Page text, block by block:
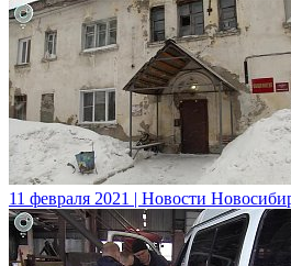
11 февраля 2021 | Новости